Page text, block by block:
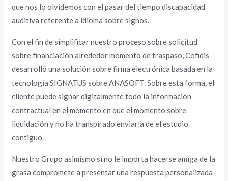
que nos lo olvidemos con el pasar del tiempo discapacidad
auditiva referente a idioma sobre signos.
Con el fin de simplificar nuestro proceso sobre solicitud
sobre financiación alrededor momento de traspaso, Cofidis
desarrolló una solución sobre firma electrónica basada en la
tecnología SIGNATUS sobre ANASOFT. Sobre esta forma, el
cliente puede signar digitalmente todo la información
contractual en el momento en que el momento sobre
liquidación y no ha transpirado enviarla de el estudio
contiguo.
Nuestro Grupo asimismo si no le importa hacerse amiga de la
grasa compromete a presentar una respuesta personalizada